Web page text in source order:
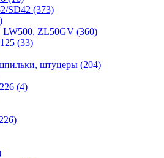
SD42 (373)
LW500, ZL50GV (360)
(33)
штуцеры (204)
(4)